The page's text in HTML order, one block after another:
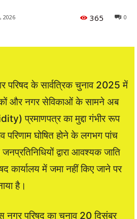
2026 0
365
परिषद के सार्वत्रिक चुनाव 2025 में
और नगर सेविकाओं के सामने अब
प्रमाणपत्र का मुद्दा गंभीर रूप
परिणाम घोषित होने के लगभग पांच
द्वारा आवश्यक जाति
कार्यालय में जमा नहीं किए जाने पर
है।
नगर परिषद का चुनाव 20 दिसंबर